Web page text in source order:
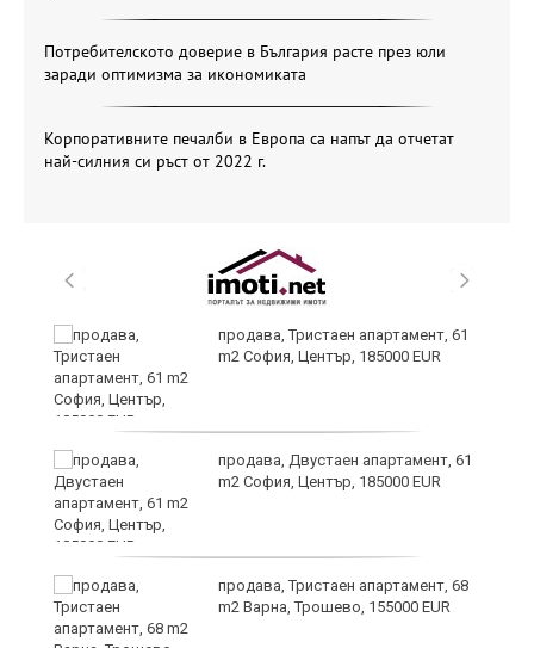
Потребителското доверие в България расте през юли
заради оптимизма за икономиката
Корпоративните печалби в Европа са напът да отчетат
най-силния си ръст от 2022 г.
продава, Тристаен апартамент, 61
m2 София, Център, 185000 EUR
продава, Двустаен апартамент, 61
m2 София, Център, 185000 EUR
продава, Тристаен апартамент, 68
m2 Варна, Трошево, 155000 EUR